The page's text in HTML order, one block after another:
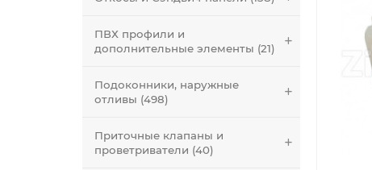
ПВХ профили и
дополнительные элементы (21)
Подоконники, наружные
отливы (498)
Приточные клапаны и
проветриватели (40)